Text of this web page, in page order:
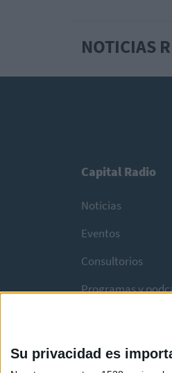
Su privacidad es
NOTICIAS
Capital Radio
Noticias
Eventos
Consultorios
Programas y